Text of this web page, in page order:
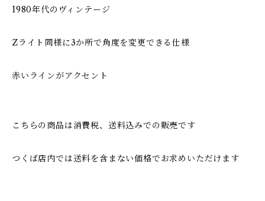
1980年代のヴィンテージ
Zライト同様に3か所で角度を変更できる仕様
赤いラインがアクセント
こちらの商品は消費税、送料込みでの販売です
つくば店内では送料を含まない価格でお求めいただけます